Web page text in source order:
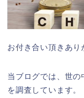
お付き合い頂きあり
当ブログでは、世
を調査しています。